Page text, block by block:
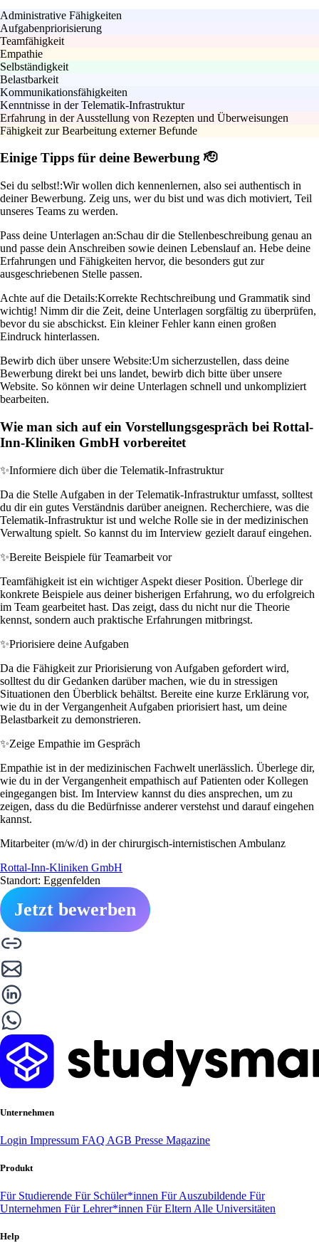
Administrative Fähigkeiten
Aufgabenpriorisierung
Teamfähigkeit
Empathie
Selbständigkeit
Belastbarkeit
Kommunikationsfähigkeiten
Kenntnisse in der Telematik-Infrastruktur
Erfahrung in der Ausstellung von Rezepten und Überweisungen
Fähigkeit zur Bearbeitung externer Befunde
Einige Tipps für deine Bewerbung 🫡
Sei du selbst!:Wir wollen dich kennenlernen, also sei authentisch in
deiner Bewerbung. Zeig uns, wer du bist und was dich motiviert, Teil
unseres Teams zu werden.
Pass deine Unterlagen an:Schau dir die Stellenbeschreibung genau an
und passe dein Anschreiben sowie deinen Lebenslauf an. Hebe deine
Erfahrungen und Fähigkeiten hervor, die besonders gut zur
ausgeschriebenen Stelle passen.
Achte auf die Details:Korrekte Rechtschreibung und Grammatik sind
wichtig! Nimm dir die Zeit, deine Unterlagen sorgfältig zu überprüfen,
bevor du sie abschickst. Ein kleiner Fehler kann einen großen
Eindruck hinterlassen.
Bewirb dich über unsere Website:Um sicherzustellen, dass deine
Bewerbung direkt bei uns landet, bewirb dich bitte über unsere
Website. So können wir deine Unterlagen schnell und unkompliziert
bearbeiten.
Wie man sich auf ein Vorstellungsgespräch bei Rottal-
Inn-Kliniken GmbH vorbereitet
✨Informiere dich über die Telematik-Infrastruktur
Da die Stelle Aufgaben in der Telematik-Infrastruktur umfasst, solltest
du dir ein gutes Verständnis darüber aneignen. Recherchiere, was die
Telematik-Infrastruktur ist und welche Rolle sie in der medizinischen
Verwaltung spielt. So kannst du im Interview gezielt darauf eingehen.
✨Bereite Beispiele für Teamarbeit vor
Teamfähigkeit ist ein wichtiger Aspekt dieser Position. Überlege dir
konkrete Beispiele aus deiner bisherigen Erfahrung, wo du erfolgreich
im Team gearbeitet hast. Das zeigt, dass du nicht nur die Theorie
kennst, sondern auch praktische Erfahrungen mitbringst.
✨Priorisiere deine Aufgaben
Da die Fähigkeit zur Priorisierung von Aufgaben gefordert wird,
solltest du dir Gedanken darüber machen, wie du in stressigen
Situationen den Überblick behältst. Bereite eine kurze Erklärung vor,
wie du in der Vergangenheit Aufgaben priorisiert hast, um deine
Belastbarkeit zu demonstrieren.
✨Zeige Empathie im Gespräch
Empathie ist in der medizinischen Fachwelt unerlässlich. Überlege dir,
wie du in der Vergangenheit empathisch auf Patienten oder Kollegen
eingegangen bist. Im Interview kannst du dies ansprechen, um zu
zeigen, dass du die Bedürfnisse anderer verstehst und darauf eingehen
kannst.
Mitarbeiter (m/w/d) in der chirurgisch-internistischen Ambulanz
Rottal-Inn-Kliniken GmbH
Standort: Eggenfelden
Jetzt bewerben
Unternehmen
Login Impressum FAQ AGB Presse Magazine
Produkt
Für Studierende Für Schüler*innen Für Auszubildende Für
Unternehmen Für Lehrer*innen Für Eltern Alle Universitäten
Help